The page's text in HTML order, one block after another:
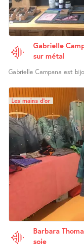
Gabrielle
sur métal
Gabrielle Campana est
Les mains d’or
Barbara
soie